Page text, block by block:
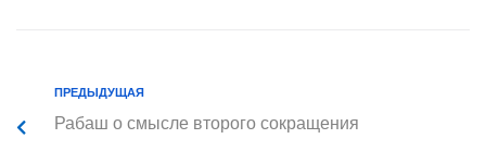
ПРЕДЫДУЩАЯ
Рабаш о смысле второго сокращения